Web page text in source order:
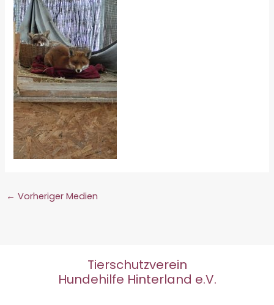
← Vorheriger Medien
Tierschutzverein
Hundehilfe Hinterland e.V.